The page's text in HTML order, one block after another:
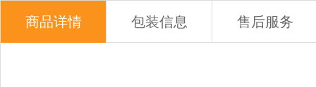
商品详情 包装信息 售后服务